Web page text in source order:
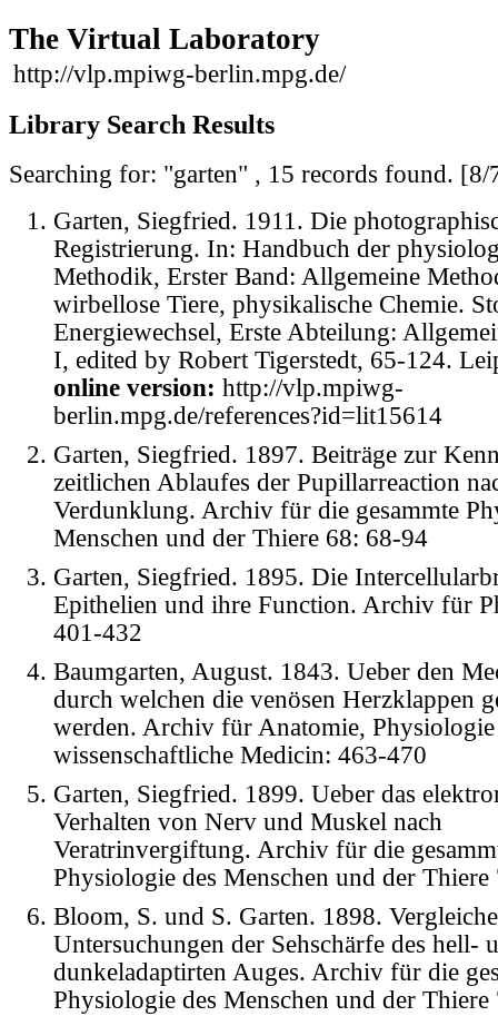
The Virtual Laboratory
http://vlp.mpiwg-berlin.mpg.de/
Library Search Results
Searching for: "garten" , 15 records found. [8/
Garten, Siegfried. 1911. Die
Registrierung. In: Handbuch der
Methodik, Erster Band: Allgemeine
wirbellose Tiere, physikalische Chemie.
Energiewechsel, Erste Abteilung:
I, edited by Robert Tigerstedt, 65-124.
online version: http://vlp.mpiwg-
berlin.mpg.de/references?id=lit15614
Garten, Siegfried. 1897. Beiträge zur
zeitlichen Ablaufes der Pupillarreaction
Verdunklung. Archiv für die gesammte
Menschen und der Thiere 68: 68-94
Garten, Siegfried. 1895. Die
Epithelien und ihre Function. Archiv für
401-432
Baumgarten, August. 1843. Ueber den
durch welchen die venösen Herzklappen
werden. Archiv für Anatomie,
wissenschaftliche Medicin: 463-470
Garten, Siegfried. 1899. Ueber das
Verhalten von Nerv und Muskel nach
Veratrinvergiftung. Archiv für die
Physiologie des Menschen und der
Bloom, S. und S. Garten. 1898.
Untersuchungen der Sehschärfe des hell-
dunkeladaptirten Auges. Archiv für die
Physiologie des Menschen und der